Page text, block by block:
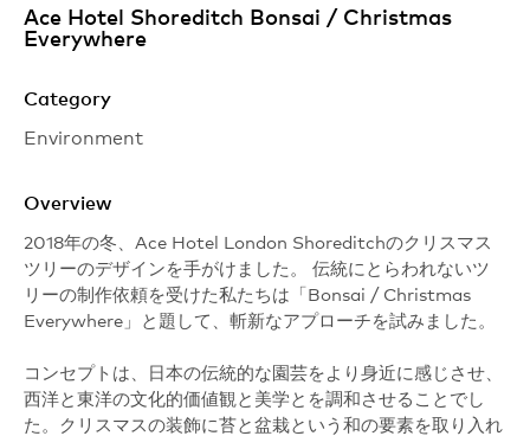
Ace Hotel Shoreditch Bonsai /Christmas
Everywhere
Category
Environment
Overview
2018年の冬、Ace Hotel London Shoreditchのクリスマス
ツリーのデザインを手がけました。 伝統にとらわれないツ
リーの制作依頼を受けた私たちは「Bonsai / Christmas
Everywhere」と題して、斬新なアプローチを試みました。
コンセプトは、日本の伝統的な園芸をより身近に感じさせ、
西洋と東洋の文化的価値観と美学とを調和させることでし
た。クリスマスの装飾に苔と盆栽という和の要素を取り入れ